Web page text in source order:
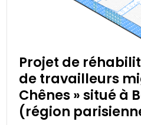
Projet de
de travailleurs
Chênes » situé à
(région